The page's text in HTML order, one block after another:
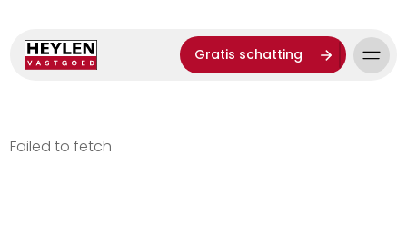
Gratis schatting
Failed to fetch